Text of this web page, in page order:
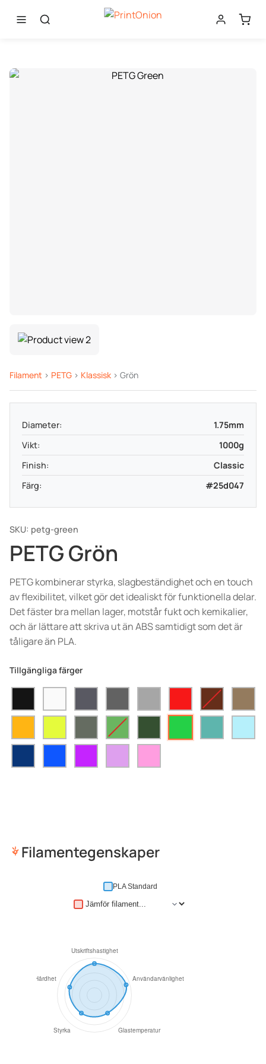
Filament > PETG > Klassisk > Grön
SKU: petg-green
PETG Grön
PETG kombinerar styrka, slagbeständighet och en touch
av flexibilitet, vilket gör det idealiskt för funktionella delar.
Det fäster bra mellan lager, motstår fukt och kemikalier,
och är lättare att skriva ut än ABS samtidigt som det är
tåligare än PLA.
Diameter:
1.75mm
Vikt:
1000g
Finish:
Classic
Färg:
#25d047
Tillgängliga färger
Filamentegenskaper
PLA Standard